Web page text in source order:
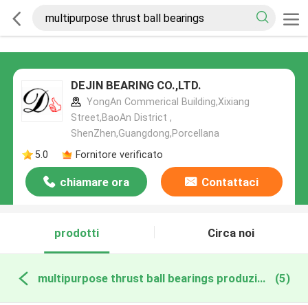
DEJIN BEARING CO.,LTD.
YongAn Commerical Building,Xixiang
Street,BaoAn District ,
ShenZhen,Guangdong,Porcellana
5.0
Fornitore verificato
chiamare ora Contattaci
prodotti Circa noi
multipurpose thrust ball bearings produzione online (5)